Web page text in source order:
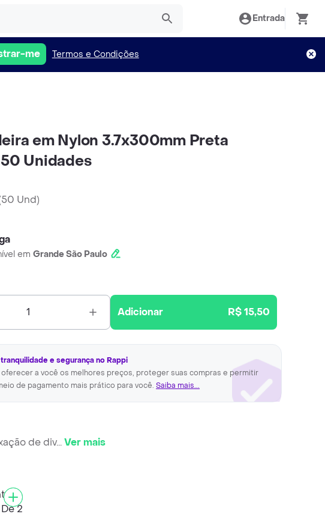
Entrada
me Termos e Condições
em Nylon 3.7x300mm Preta
Unidades
50 Und)
em Grande São Paulo
1 Adicionar R$ 15,50
e segurança no Rappi
a você os melhores preços, proteger suas compras e permitir
de pagamento mais prático para você. Saiba mais...
de div...Ver mais